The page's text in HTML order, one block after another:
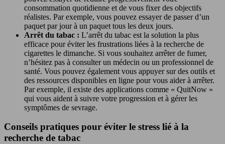
consommation quotidienne et de vous fixer des objectifs
réalistes. Par exemple, vous pouvez essayer de passer d’un
paquet par jour à un paquet tous les deux jours.
Arrêt du tabac : L’arrêt du tabac est la solution la plus
efficace pour éviter les frustrations liées à la recherche de
cigarettes le dimanche. Si vous souhaitez arrêter de fumer,
n’hésitez pas à consulter un médecin ou un professionnel de
santé. Vous pouvez également vous appuyer sur des outils et
des ressources disponibles en ligne pour vous aider à arrêter.
Par exemple, il existe des applications comme « QuitNow »
qui vous aident à suivre votre progression et à gérer les
symptômes de sevrage.
Conseils pratiques pour éviter le stress lié à la
recherche de tabac